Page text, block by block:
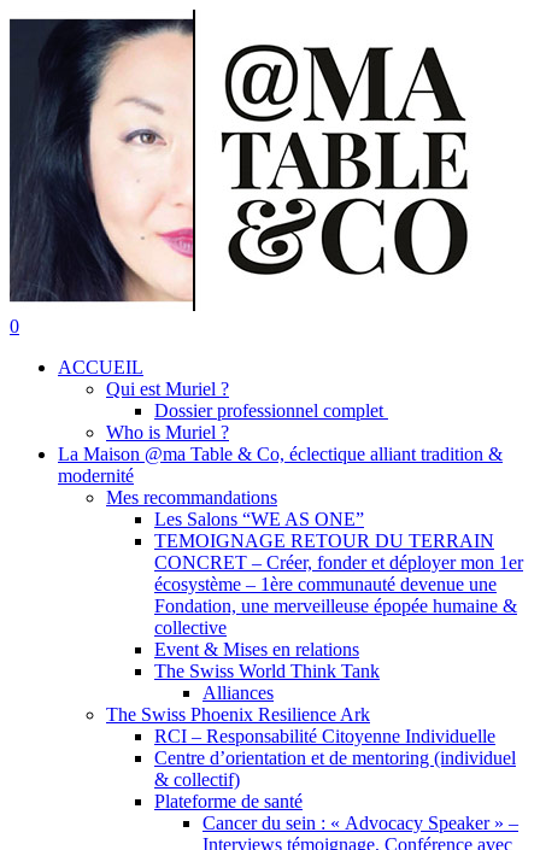
Skip
search
0
ACCUEIL
Qui est Muriel ?
Dossier professionnel complet
Who is Muriel ?
La Maison @ma Table & Co, éclectique alliant tradition &
modernité
Mes recommandations
Les Salons “WE AS ONE”
TEMOIGNAGE RETOUR DU TERRAIN
CONCRET – Créer, fonder et déployer mon 1er
écosystème – 1ère communauté devenue une
Fondation, une merveilleuse épopée humaine &
collective
Event & Mises en relations
The Swiss World Think Tank
Alliances
The Swiss Phoenix Resilience Ark
RCI – Responsabilité Citoyenne Individuelle
Centre d’orientation et de mentoring (individuel
& collectif)
Plateforme de santé
Cancer du sein : « Advocacy Speaker » –
Interviews témoignage, Conférence avec